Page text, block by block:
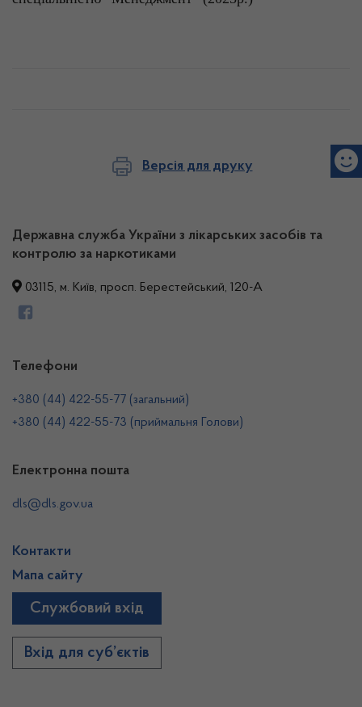
Версія для друку
Державна служба України з лікарських засобів та
контролю за наркотиками
03115, м. Київ, просп. Берестейський, 120-А
Телефони
+380 (44) 422-55-77 (загальний)
+380 (44) 422-55-73 (приймальня Голови)
Електронна пошта
dls@dls.gov.ua
Контакти
Мапа сайту
Службовий вхід
Вхід для суб’єктів